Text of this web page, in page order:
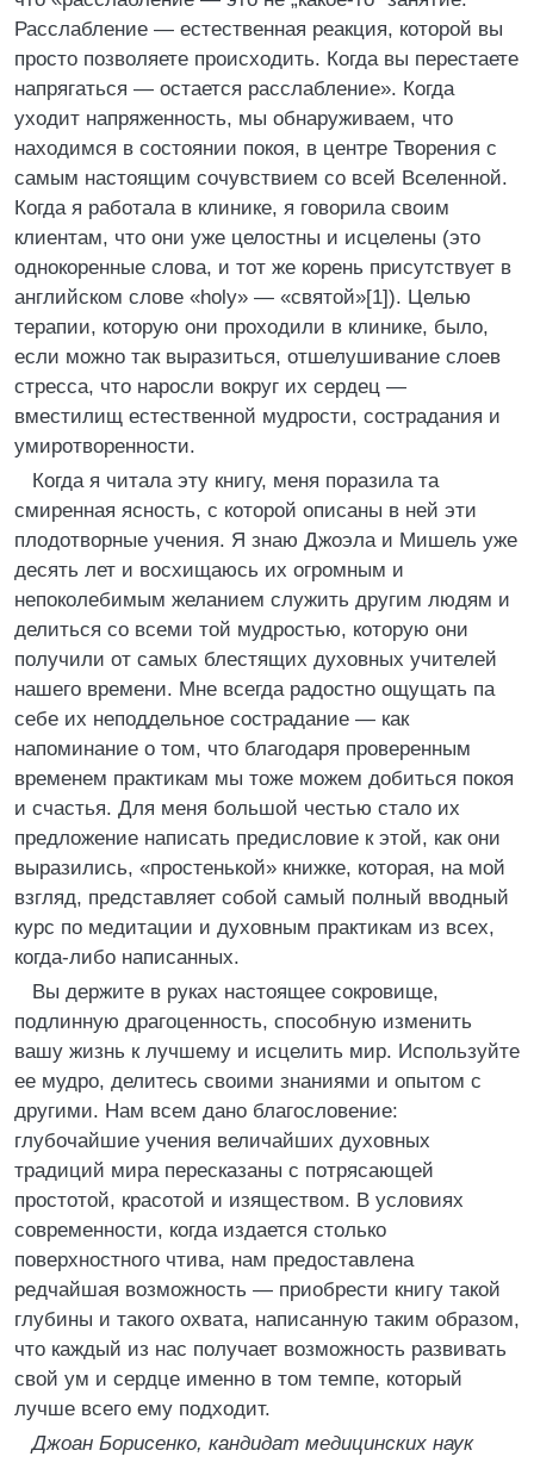
Расслабление — естественная реакция, которой вы
просто позволяете происходить. Когда вы перестаете
напрягаться — остается расслабление». Когда
уходит напряженность, мы обнаруживаем, что
находимся в состоянии покоя, в центре Творения с
самым настоящим сочувствием со всей Вселенной.
Когда я работала в клинике, я говорила своим
клиентам, что они уже целостны и исцелены (это
однокоренные слова, и тот же корень присутствует в
английском слове «holy» — «святой»[1]). Целью
терапии, которую они проходили в клинике, было,
если можно так выразиться, отшелушивание слоев
стресса, что наросли вокруг их сердец —
вместилищ естественной мудрости, сострадания и
умиротворенности.
Когда я читала эту книгу, меня поразила та
смиренная ясность, с которой описаны в ней эти
плодотворные учения. Я знаю Джоэла и Мишель уже
десять лет и восхищаюсь их огромным и
непоколебимым желанием служить другим людям и
делиться со всеми той мудростью, которую они
получили от самых блестящих духовных учителей
нашего времени. Мне всегда радостно ощущать па
себе их неподдельное сострадание — как
напоминание о том, что благодаря проверенным
временем практикам мы тоже можем добиться покоя
и счастья. Для меня большой честью стало их
предложение написать предисловие к этой, как они
выразились, «простенькой» книжке, которая, на мой
взгляд, представляет собой самый полный вводный
курс по медитации и духовным практикам из всех,
когда-либо написанных.
Вы держите в руках настоящее сокровище,
подлинную драгоценность, способную изменить
вашу жизнь к лучшему и исцелить мир. Используйте
ее мудро, делитесь своими знаниями и опытом с
другими. Нам всем дано благословение:
глубочайшие учения величайших духовных
традиций мира пересказаны с потрясающей
простотой, красотой и изяществом. В условиях
современности, когда издается столько
поверхностного чтива, нам предоставлена
редчайшая возможность — приобрести книгу такой
глубины и такого охвата, написанную таким образом,
что каждый из нас получает возможность развивать
свой ум и сердце именно в том темпе, который
лучше всего ему подходит.
Джоан Борисенко, кандидат медицинских наук